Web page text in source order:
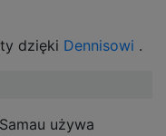
dzięki Dennisowi .
używa